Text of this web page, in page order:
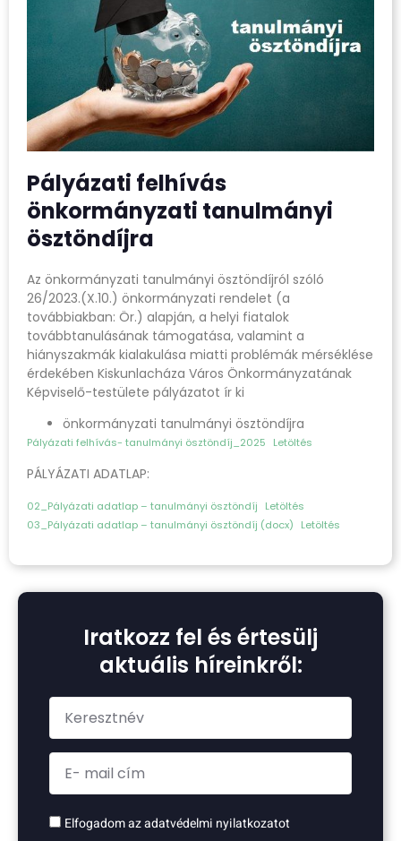
Pályázati felhívás
önkormányzati tanulmányi
ösztöndíjra
Az önkormányzati tanulmányi ösztöndíjról szóló
26/2023.(X.10.) önkormányzati rendelet (a
továbbiakban: Ör.) alapján, a helyi fiatalok
továbbtanulásának támogatása, valamint a
hiányszakmák kialakulása miatti problémák mérséklése
érdekében Kiskunlacháza Város Önkormányzatának
Képviselő-testülete pályázatot ír ki
önkormányzati tanulmányi ösztöndíjra
Pályázati felhívás- tanulmányi ösztöndíj_2025 Letöltés
PÁLYÁZATI ADATLAP:
02_Pályázati adatlap – tanulmányi ösztöndíj
Letöltés
03_Pályázati adatlap – tanulmányi ösztöndíj (docx)
Letöltés
Iratkozz fel és értesülj
aktuális híreinkről:
Elfogadom az adatvédelmi nyilatkozatot